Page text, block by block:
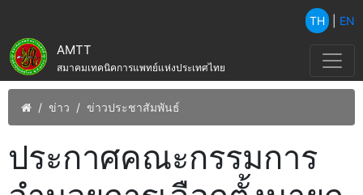
TH EN
AMTT
สมาคมเทคนิคการแพทย์แห่งประเทศไทย
ข่าว ข่าวประชาสัมพันธ์
ประกาศคณะกรรมการ